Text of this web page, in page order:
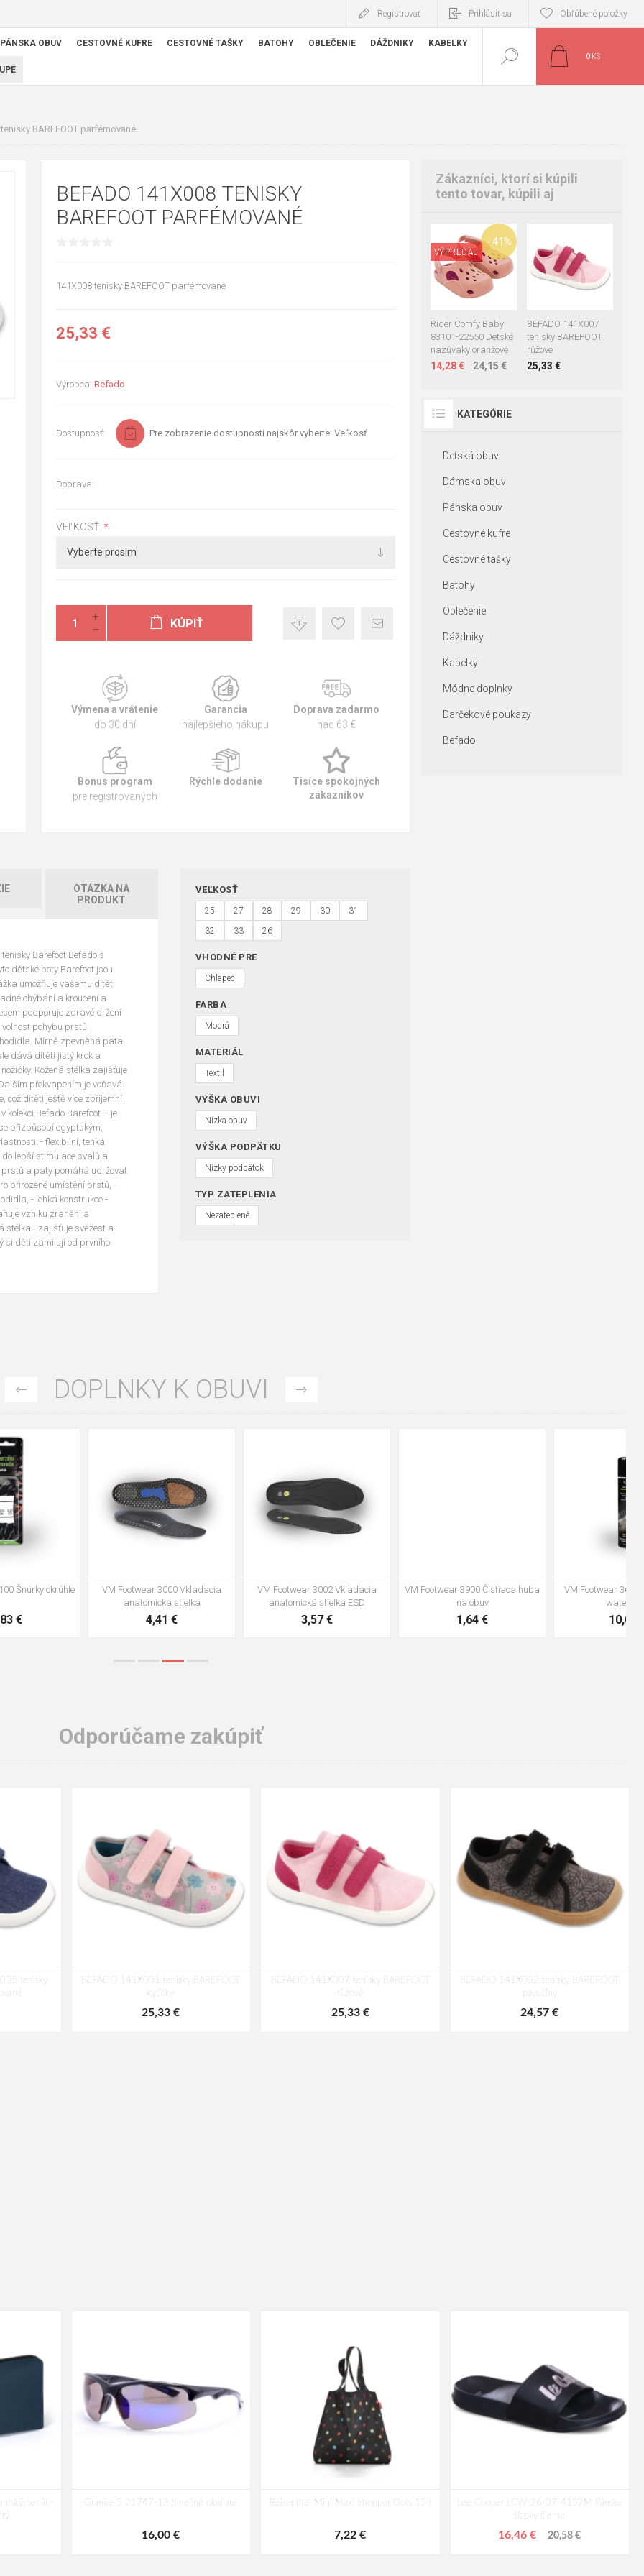
Registrovať Prihlásiť sa Obľúbené položky
PÁNSKA OBUV CESTOVNÉ KUFRE CESTOVNÉ TAŠKY BATOHY OBLEČENIE DÁŽDNIKY KABELKY
0 KS
BAREFOOT parfémované
BEFADO 141X008 TENISKY
BAREFOOT PARFÉMOVANÉ
141X008 tenisky BAREFOOT parfémované
25,33 €
Výrobca: Befado
Dostupnosť: Pre zobrazenie dostupnosti najskôr vyberte: Veľkosť
Doprava:
VEĽKOSŤ: *
KÚPIŤ
Výmena a vrátenie
do 30 dní
Garancia
najlepšieho nákupu
Doprava zadarmo
nad 63 €
Bonus program
pre registrovaných
Rýchle dodanie
Tisíce spokojných
zákazníkov
OTÁZKA NA
PRODUKT
Barefoot Befado s
dětské boty Barefoot jsou
umožňuje vašemu dítěti
ohýbání a kroucení a
podporuje zdravé držení
pohybu prstů,
Mírně zpevněná pata
dává dítěti jistý krok a
Kožená stélka zajišťuje
překvapením je voňavá
což dítěti ještě více zpříjemní
kolekci Befado Barefoot – je
přizpůsobí egyptským,
- flexibilní, tenká
lepší stimulace svalů a
prstů a paty pomáhá udržovat
přirozené umístění prstů, -
- lehká konstrukce -
vzniku zranění a
stélka - zajišťuje svěžest a
si děti zamilují od prvního
VEĽKOSŤ
25 27 28 29 30
31
32
33 26
VHODNÉ PRE
Chlapec
FARBA
Modrá
MATERIÁL
Textil
VÝŠKA OBUVI
Nízka obuv
VÝŠKA PODPÄTKU
Nízky podpätok
TYP ZATEPLENIA
Nezateplené
Zákazníci, ktorí si kúpili
tento tovar, kúpili aj
- 41%
VÝPREDAJ
Rider Comfy Baby
83101-22550 Detské
nazúvaky oranžové
14,28 € 24,15 €
25-26
BEFADO 141X007
tenisky BAREFOOT
růžové
25,33 €
28
29
31
32 33
KATEGÓRIE
Detská obuv
Dámska obuv
Pánska obuv
Cestovné kufre
Cestovné tašky
Batohy
Oblečenie
Dáždniky
Kabelky
Módne doplnky
Darčekové poukazy
Befado
DOPLNKY K OBUVI
VM Footwear 3002 Vkladacia
anatomická stielka ESD
VM Footwear 3900 Čistiaca huba
VM Footwear 3600 Impregnace
Vložka Bennon ABSORBA XTR
Odporúčame zakúpiť
tenisky
BEFADO 141X001 tenisky BAREFOOT
kytičky
25,33 €
BEFADO 141X007 tenisky BAREFOOT
růžové
25,33 €
BEFADO 141X002 tenisky BAREFOOT
pavučiny
24,57 €
penál -
Granite 5 21747-13 Slnečné okuliare
16,00 €
Reisenthel Mini Maxi Shopper Dots 15 l
7,22 €
Lee Cooper LCW-26-07-4152M Pánske
šľapky čierne
16,46 € 20,58 €